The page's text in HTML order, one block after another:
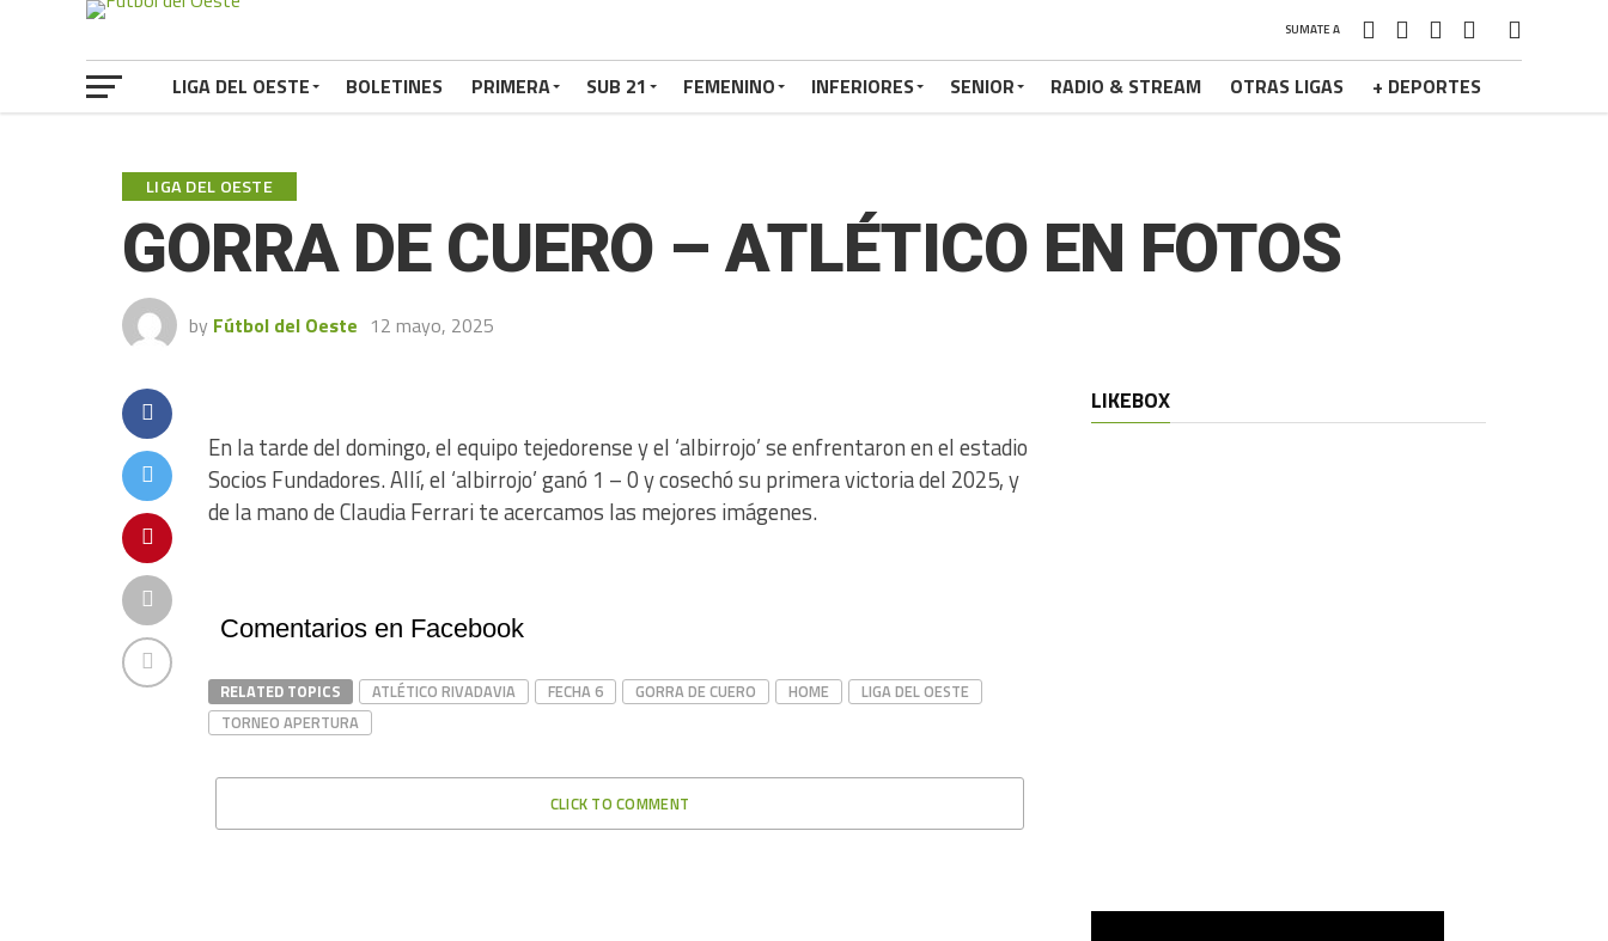
SUMATE A
LIGA DEL OESTE BOLETINES PRIMERA SUB 21 FEMENINO INFERIORES SENIOR RADIO & STREAM OTRAS LIGAS + DEPORTES
LIGA DEL OESTE
GORRA DE CUERO – ATLÉTICO EN FOTOS
by Fútbol del Oeste 12 mayo, 2025
En la tarde del domingo, el equipo tejedorense y el ‘albirrojo’ se enfrentaron en el estadio
Socios Fundadores. Allí, el ‘albirrojo’ ganó 1 – 0 y cosechó su primera victoria del 2025, y
de la mano de Claudia Ferrari te acercamos las mejores imágenes.
Comentarios en Facebook
RELATED TOPICS ATLÉTICO RIVADAVIA FECHA 6 GORRA DE CUERO HOME
LIGA DEL OESTE
TORNEO APERTURA
CLICK TO COMMENT
LIKEBOX